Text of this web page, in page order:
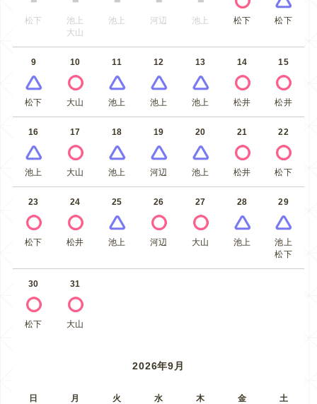
松下
池上
大山
池上 河辺 池上 松下 松下
9
松下
10
大山
11
池上
12
池上
13
池上
14
松井
15
松井
16
池上
17
大山
18
池上
19
河辺
20
池上
21
松井
22
松下
23
松下
24
松井
25
池上
26
河辺
27
大山
28
池上
29
池上
松下
30
松下
31
大山
2026年9月
日 月 火 水 木 金 土